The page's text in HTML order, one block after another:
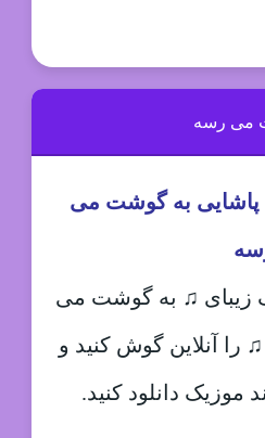
می رسه
پاشایی به گوشت می
زیبای ♫ به گوشت می
♫ را آنلاین گوش کنید و
موزیک دانلود کنید.